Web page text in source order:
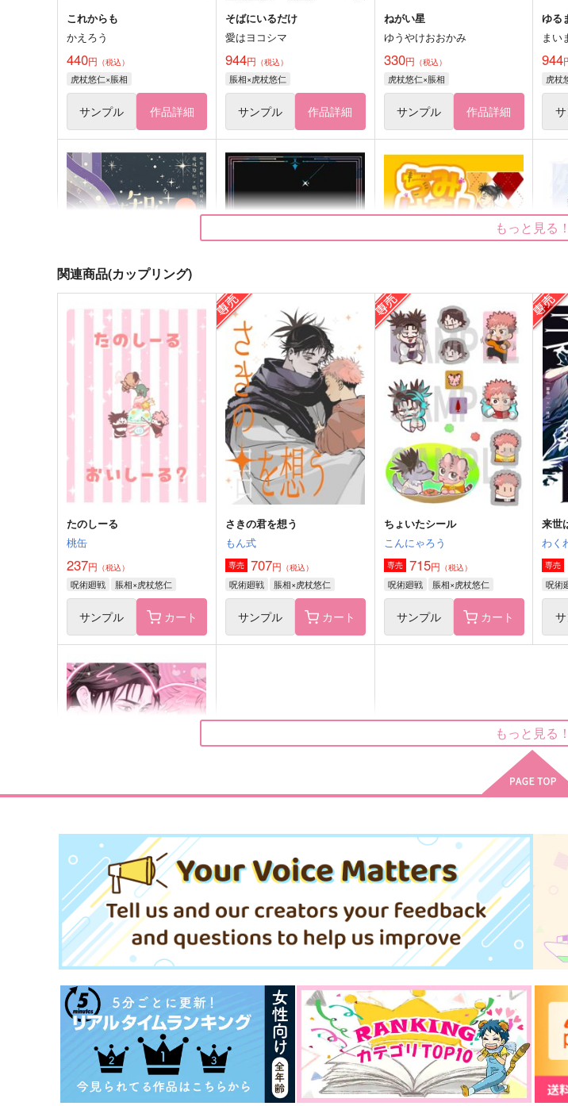
これからも
かえろう
440円 （税込）
虎杖悠仁×脹相
サンプル 作品詳細
そばにいるだけ
愛はヨコシマ
944円 （税込）
脹相×虎杖悠仁
サンプル 作品詳細
ねがい星
ゆうやけおおかみ
330円 （税込）
虎杖悠仁×脹相
サンプル 作品詳細
ゆる
まい
944
虎杖
恋を知らないあなたは
会いたいよ
1,100 円（税込）
虎杖悠仁×脹相
サンプル 作品詳細
エゴイストナイト
リズコット
550円（税込）
虎杖悠仁×伏黒恵
サンプル 作品詳細
ちみけも！2
うつのみや工房
629円（税込）
脹相×虎杖悠仁
サンプル 作品詳細
残光
ご用
787
虎杖
半径5センチメートルの恋
よみがえり
お兄
お星
473
虎杖
リチュアルホロウ
bibi
しゃらんら！
青いチューリップ
もっと見る！
関連商品(カップリング)
たのしーる
桃缶
237円 （税込）
呪術廻戦 脹相×虎杖悠仁
サンプル カート
さきの君を想う
もん式
専売 707円 （税込）
呪術廻戦 脹相×虎杖悠仁
サンプル カート
ちょいたシール
こんにゃろう
専売 715円 （税込）
呪術廻戦 脹相×虎杖悠仁
サンプル カート
来世
わく
専売
呪術
弟は果汁150%
桃缶
629円 （税込）
呪術廻戦 脹相×虎杖悠仁
サンプル カート
もっと見る！